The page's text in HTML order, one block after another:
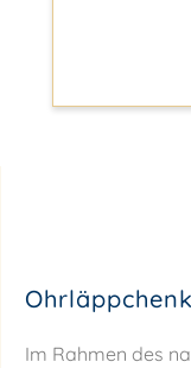
Im Rahmen des